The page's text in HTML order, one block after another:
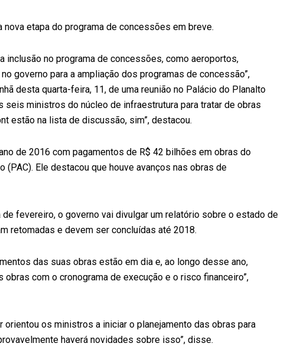
nova etapa do programa de concessões em breve.
inclusão no programa de concessões, como aeroportos,
governo para a ampliação dos programas de concessão”,
desta quarta-feira, 11, de uma reunião no Palácio do Planalto
ministros do núcleo de infraestrutura para tratar de obras
estão na lista de discussão, sim”, destacou.
de 2016 com pagamentos de R$ 42 bilhões em obras do
(PAC). Ele destacou que houve avanços nas obras de
fevereiro, o governo vai divulgar um relatório sobre o estado de
retomadas e devem ser concluídas até 2018.
das suas obras estão em dia e, ao longo desse ano,
com o cronograma de execução e o risco financeiro”,
os ministros a iniciar o planejamento das obras para
haverá novidades sobre isso”, disse.